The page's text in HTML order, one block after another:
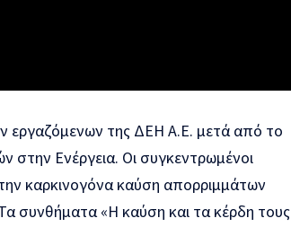
εργαζόμενων της ΔΕΗ Α.Ε. μετά από το
στην Ενέργεια. Οι συγκεντρωμένοι
καρκινογόνα καύση απορριμμάτων
συνθήματα «Η καύση και τα κέρδη τους